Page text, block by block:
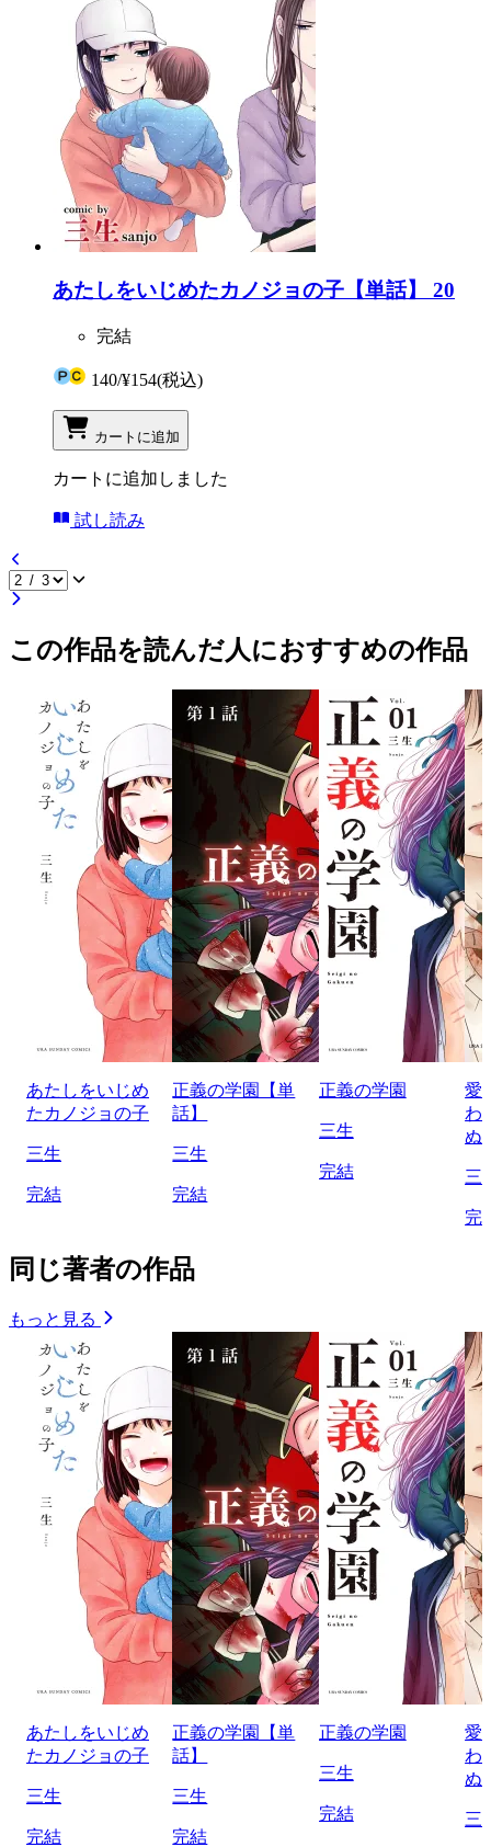
あたしをいじめたカノジョの子【単話】 20
完結
140/¥154(税込)
カートに追加
カートに追加しました
試し読み
この作品を読んだ人におすすめの作品
あたしをいじめ
たカノジョの子
三生
完結
正義の学園【単
話】
三生
完結
正義の学園
三生
完結
愛
わ
ぬ
三
完
同じ著者の作品
もっと見る
あたしをいじめ
たカノジョの子
三生
完結
正義の学園【単
話】
三生
完結
正義の学園
三生
完結
愛
わ
ぬ
三